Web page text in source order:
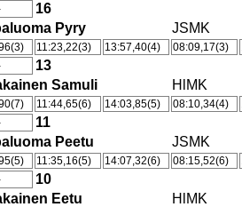
16
Pyry JSMK
11:23,22(3) 13:57,40(4) 08:09,17(3)
13
Samuli HlMK
11:44,65(6) 14:03,85(5) 08:10,34(4)
11
Peetu JSMK
11:35,16(5) 14:07,32(6) 08:15,52(6)
10
Eetu HlMK